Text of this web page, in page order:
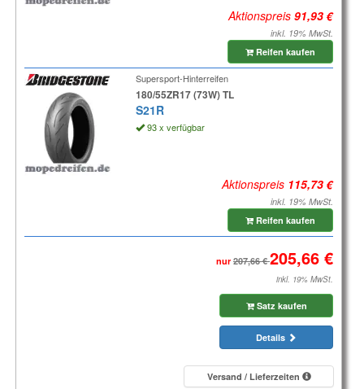
Aktionspreis
inkl. 19% MwSt.
Reifen kaufen
Supersport-Hinterreifen
180/55ZR17 (73W) TL
S21R
93 x verfügbar
Aktionspreis
inkl. 19% MwSt.
Reifen kaufen
nur
inkl. 19% MwSt.
Satz kaufen
Details
Versand / Lieferzeiten